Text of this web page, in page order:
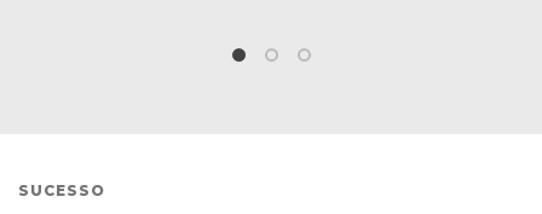
SUCESSO